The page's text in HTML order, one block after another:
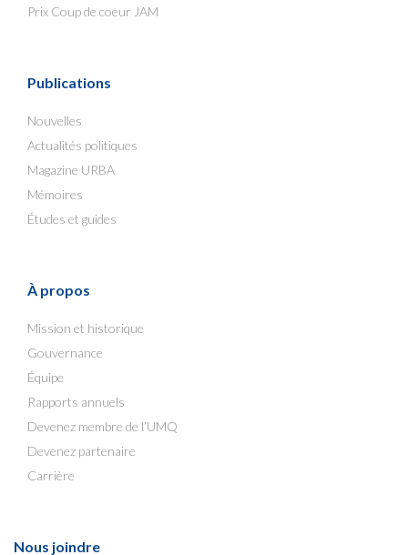
Prix Coup de coeur JAM
Publications
Nouvelles
Actualités politiques
Magazine URBA
Mémoires
Études et guides
À propos
Mission et historique
Gouvernance
Équipe
Rapports annuels
Devenez membre de l’UMQ
Devenez partenaire
Carrière
Nous joindre